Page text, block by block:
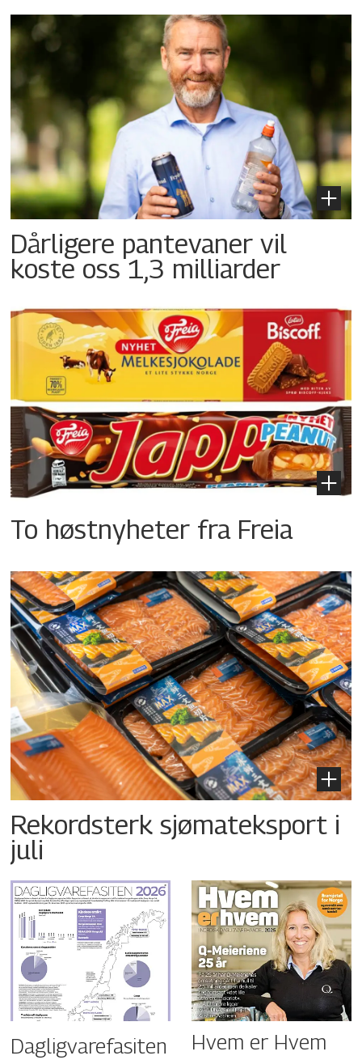
Dårligere pantevaner vil
koste oss 1,3 milliarder
To høstnyheter fra Freia
Rekordsterk sjømateksport i
juli
Dagligvarefasiten Hvem er Hvem